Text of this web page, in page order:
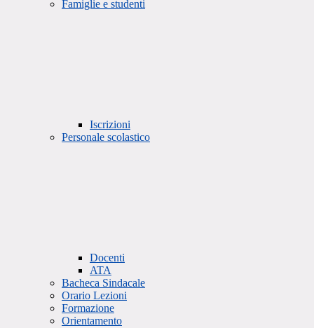
Famiglie e studenti
Iscrizioni
Personale scolastico
Docenti
ATA
Bacheca Sindacale
Orario Lezioni
Formazione
Orientamento